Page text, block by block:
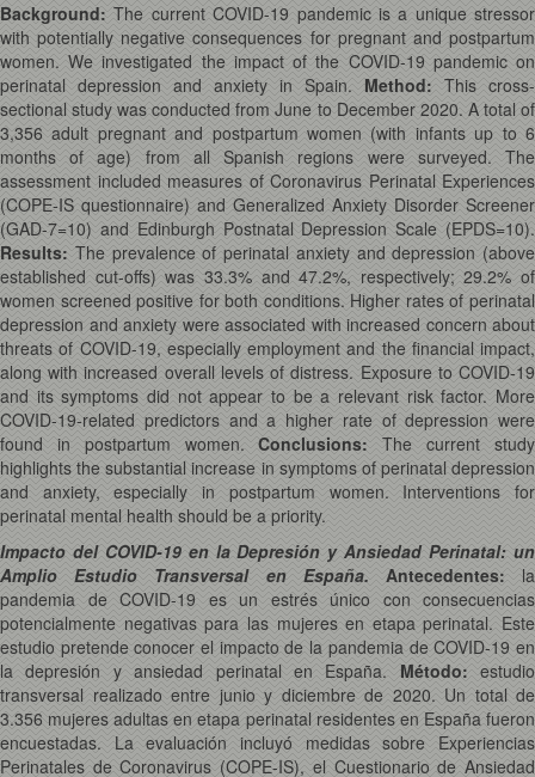
Background: The current COVID-19 pandemic is a unique stressor
with potentially negative consequences for pregnant and postpartum
women. We investigated the impact of the COVID-19 pandemic on
perinatal depression and anxiety in Spain. Method: This cross-
sectional study was conducted from June to December 2020. A total of
3,356 adult pregnant and postpartum women (with infants up to 6
months of age) from all Spanish regions were surveyed. The
assessment included measures of Coronavirus Perinatal Experiences
(COPE-IS questionnaire) and Generalized Anxiety Disorder Screener
(GAD-7=10) and Edinburgh Postnatal Depression Scale (EPDS=10).
Results: The prevalence of perinatal anxiety and depression (above
established cut-offs) was 33.3% and 47.2%, respectively; 29.2% of
women screened positive for both conditions. Higher rates of perinatal
depression and anxiety were associated with increased concern about
threats of COVID-19, especially employment and the financial impact,
along with increased overall levels of distress. Exposure to COVID-19
and its symptoms did not appear to be a relevant risk factor. More
COVID-19-related predictors and a higher rate of depression were
found in postpartum women.Conclusions: The current study
highlights the substantial increase in symptoms of perinatal depression
and anxiety, especially in postpartum women. Interventions for
perinatal mental health should be a priority.
Impacto del COVID-19 en la Depresión y Ansiedad Perinatal: un
Amplio Estudio Transversal en España.
Antecedentes:la
pandemia de COVID-19 es un estrés único con consecuencias
potencialmente negativas para las mujeres en etapa perinatal. Este
estudio pretende conocer el impacto de la pandemia de COVID-19 en
la depresión y ansiedad perinatal en España. Método: estudio
transversal realizado entre junio y diciembre de 2020. Un total de
3.356 mujeres adultas en etapa perinatal residentes en España fueron
encuestadas. La evaluación incluyó medidas sobre Experiencias
Perinatales de Coronavirus (COPE-IS), el Cuestionario de Ansiedad